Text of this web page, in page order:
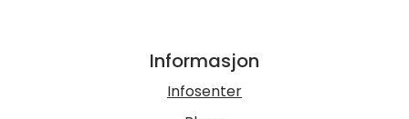
Informasjon
Infosenter